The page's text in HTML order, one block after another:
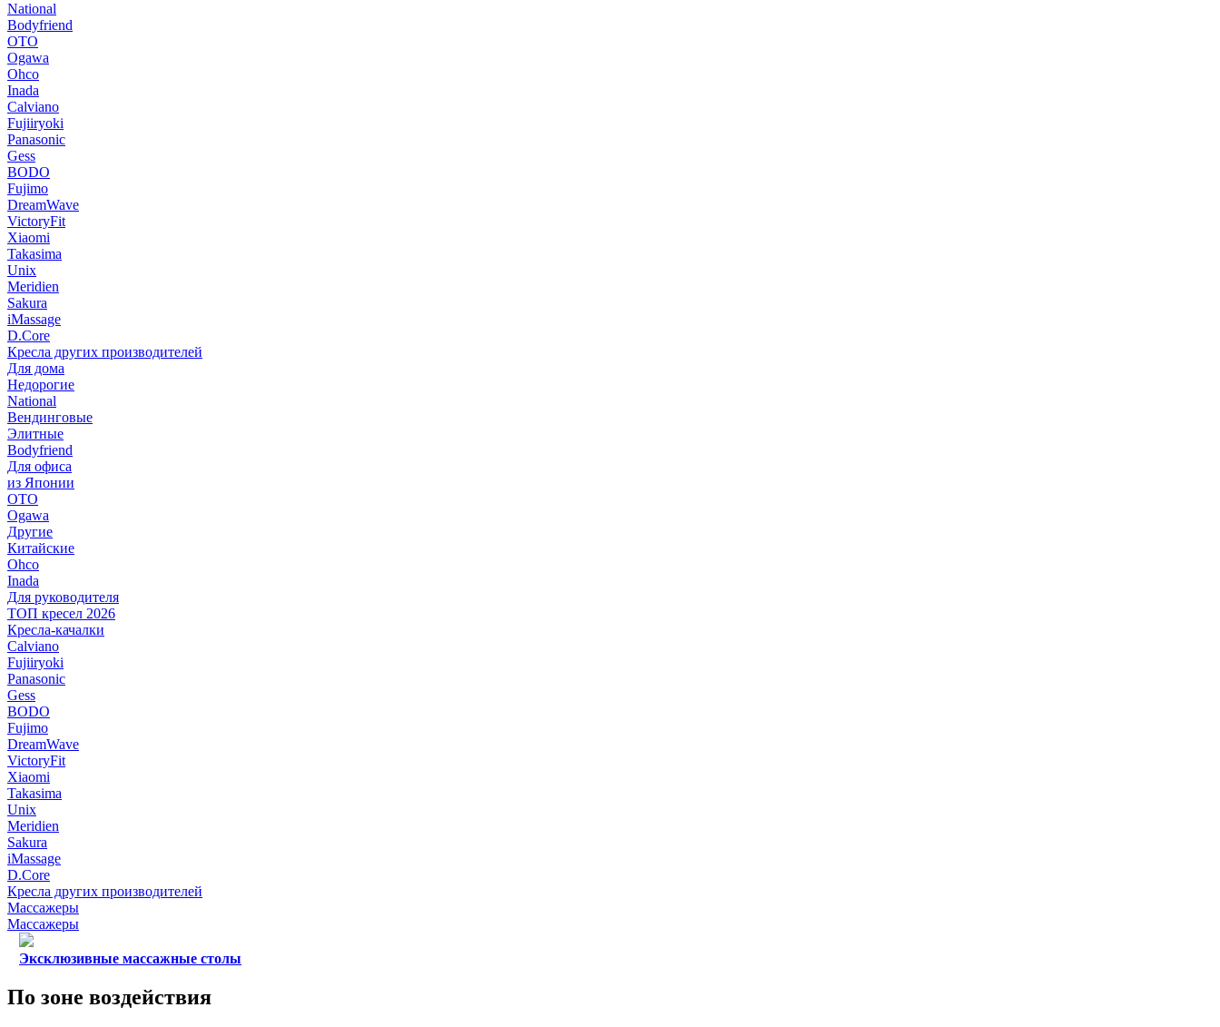
National
Bodyfriend
OTO
Ogawa
Ohco
Inada
Calviano
Fujiiryoki
Panasonic
Gess
BODO
Fujimo
DreamWave
VictoryFit
Xiaomi
Takasima
Unix
Meridien
Sakura
iMassage
D.Core
Кресла других производителей
Для дома
Недорогие
National
Вендинговые
Элитные
Bodyfriend
Для офиса
из Японии
OTO
Ogawa
Другие
Китайские
Ohco
Inada
Для руководителя
ТОП кресел 2026
Кресла-качалки
Calviano
Fujiiryoki
Panasonic
Gess
BODO
Fujimo
DreamWave
VictoryFit
Xiaomi
Takasima
Unix
Meridien
Sakura
iMassage
D.Core
Кресла других производителей
Массажеры
Массажеры
Эксклюзивные массажные столы
По зоне воздействия